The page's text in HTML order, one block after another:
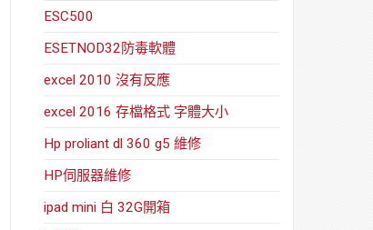
ESC500
ESETNOD32防毒軟體
excel 2010 沒有反應
excel 2016 存檔格式 字體大小
Hp proliant dl 360 g5 維修
HP伺服器維修
ipad mini 白 32G開箱